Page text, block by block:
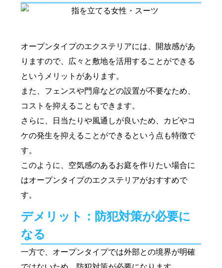
オープンタイプのエクステリアには、開放感があ
りますので、広々と敷地を活用することができる
というメリットがあります。
また、フェンスや門扉などの設置が不要なため、
コストを抑えることもできます。
さらに、日当たりや風通しが良いため、カビやコ
ケの発生を抑えることができるという点も特徴で
す。
このように、空気感のあるお庭を作りたい場合に
はオープンタイプのエクステリアがおすすめで
す。
デメリット：防犯対策が必要に
なる
一方で、オープンタイプでは外部との境界が明確